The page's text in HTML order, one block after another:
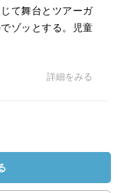
て舞台とツアーガ
ゾッとする。児童
詳細をみる